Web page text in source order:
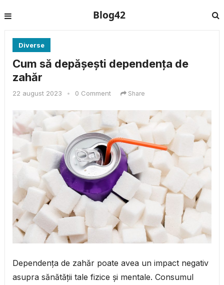
Blog42
Diverse
Cum să depășești dependența de
zahăr
22 august 2023 • 0 Comment Share
Dependența de zahăr poate avea un impact negativ
asupra sănătății tale fizice și mentale. Consumul